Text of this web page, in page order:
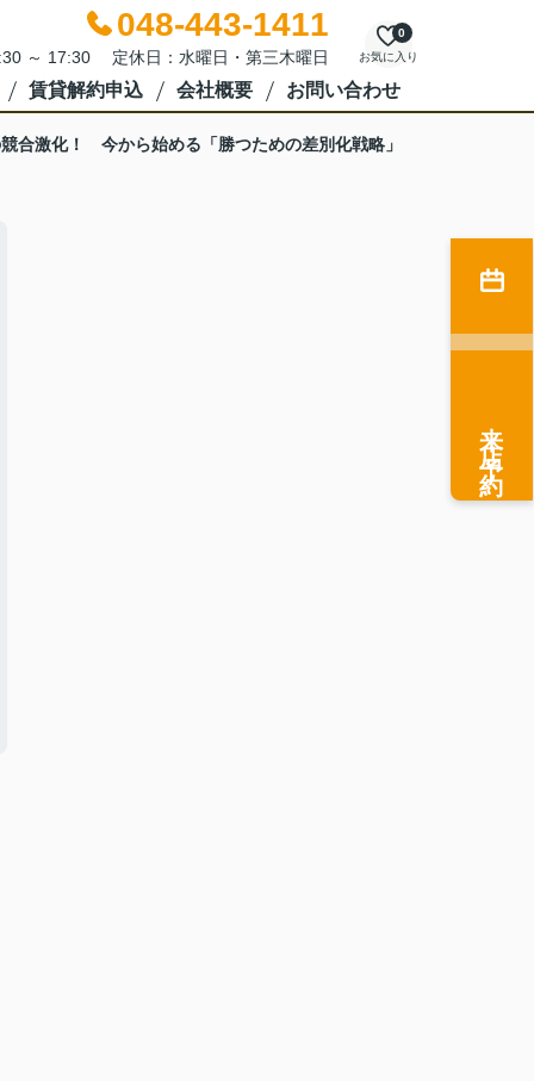
048-443-1411
～ 17:30 定休日：水曜日・第三木曜日 お気に入り
0
賃貸解約申込 会社概要 お問い合わせ
合激化！ 今から始める「勝つための差別化戦略」
来店予約